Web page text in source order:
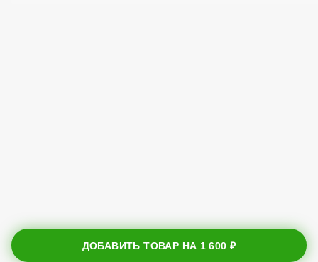
ДОБАВИТЬ ТОВАР НА 1 600 ₽